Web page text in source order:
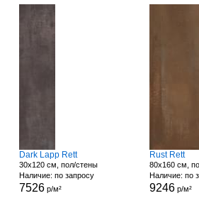
Dark Lapp Rett
30x120 см, пол/стены
Наличие: по запросу
7526 р/м²
Rust Rett
80x160 см,
Наличие: по
9246р/м²